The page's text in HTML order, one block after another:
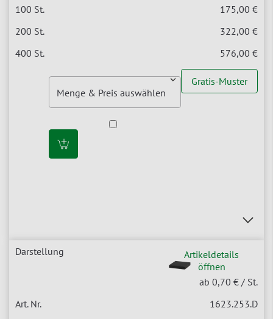
175,00 €
322,00 €
576,00 €
Gratis-Muster
Artikeldetails
öffnen
ab 0,70 € / St.
1623.253.D